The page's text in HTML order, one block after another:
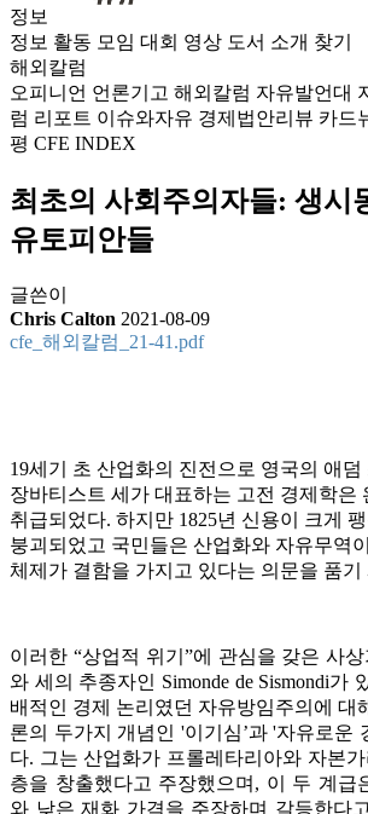
정보
정보 활동 모임 대회 영상 도서 소개 찾기
해외칼럼
오피니언 언론기고 해외칼럼 자유발언대
럼 리포트 이슈와자유 경제법안리뷰 카드
평 CFE INDEX
최초의 사회주의자들: 생시
유토피안들
글쓴이
Chris Calton 2021-08-09
cfe_해외칼럼_21-41.pdf
19세기 초 산업화의 진전으로 영국의 애덤
장바티스트 세가 대표하는 고전 경제학은
취급되었다. 하지만 1825년 신용이 크게
붕괴되었고 국민들은 산업화와 자유무역
체제가 결함을 가지고 있다는 의문을 품기
이러한 “상업적 위기”에 관심을 갖은 사
와 세의 추종자인 Simonde de Sismondi가
배적인 경제 논리였던 자유방임주의에 대
론의 두가지 개념인 '이기심’과 '자유로운
다. 그는 산업화가 프롤레타리아와 자본
층을 창출했다고 주장했으며, 이 두 계급
와 낮은 재화 가격을 주장하며 갈등한다